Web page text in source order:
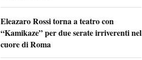
Eleazaro Rossi torna a teatro con
“Kamikaze” per due serate irriverenti nel
cuore di Roma